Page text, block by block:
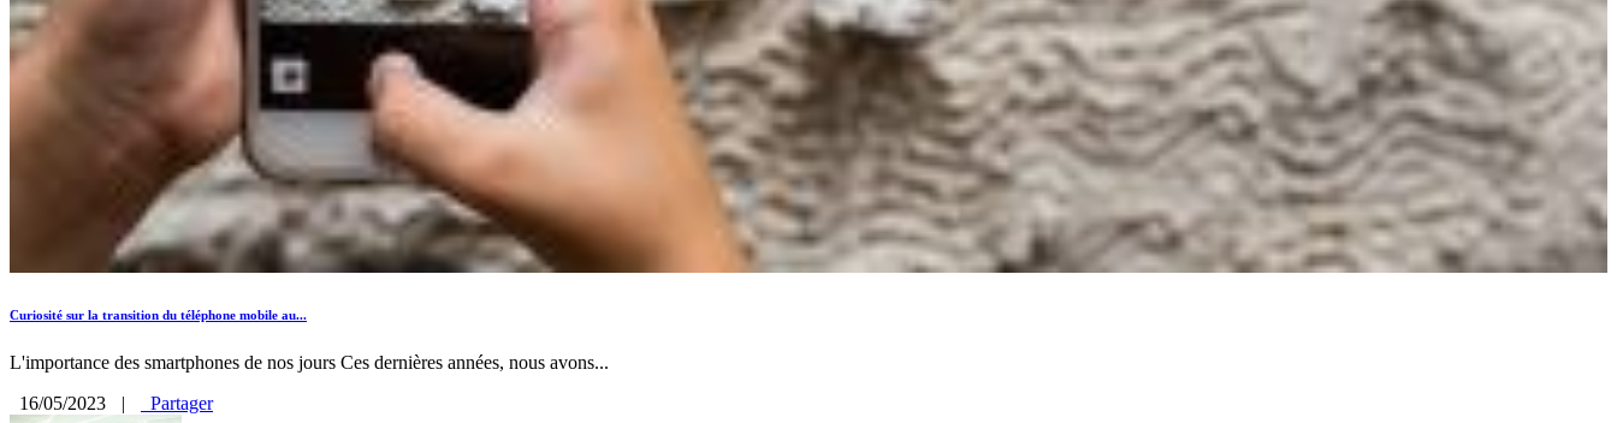
Curiosité sur la transition du téléphone mobile au...
L'importance des smartphones de nos jours Ces dernières années, nous avons...
16/05/2023
| Partager